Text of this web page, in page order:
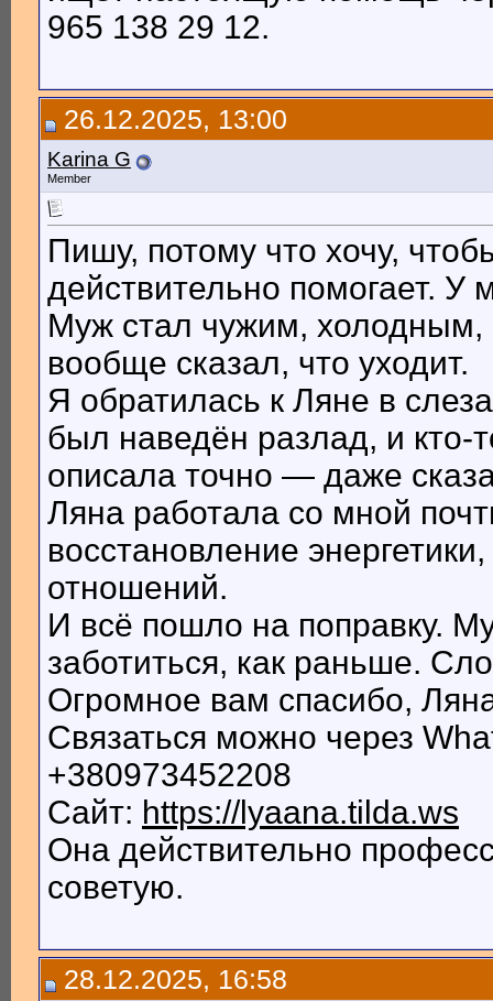
965 138 29 12.
26.12.2025, 13:00
Karina G
Member
Пишу, потому что хочу,
действительно помогает. У
Муж стал чужим, холодным,
вообще сказал, что уходит.
Я обратилась к Ляне в
был наведён разлад, и
описала точно — даже
Ляна работала со мной
восстановление
отношений.
И всё пошло на поправку.
заботиться, как раньше.
Огромное вам спасибо,
Связаться можно через
+380973452208
Сайт: https://lyaana.tilda.ws
Она действительно
советую.
28.12.2025, 16:58